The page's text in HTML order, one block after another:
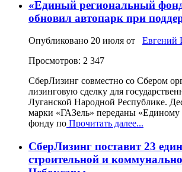
«Единый региональный
обновил автопарк при
Опубликовано 20 июля от Евгений
Просмотров: 2 347
СберЛизинг совместно со Сбером
лизинговую сделку для
Луганской Народной Республике.
марки «ГАЗель» переданы «Единому
фонду по Прочитать далее...
СберЛизинг поставит 23
строительной и